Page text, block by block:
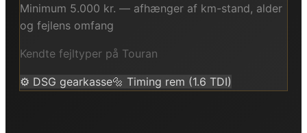
Minimum 5.000 kr. — afhænger af km-stand, alder
og fejlens omfang
Kendte fejltyper på Touran
⚙️ DSG gearkasse🔩 Timing rem (1.6 TDI)